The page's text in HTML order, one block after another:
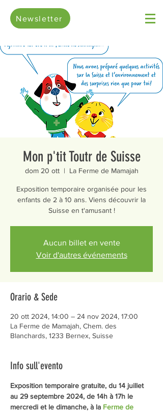
Newsletter
Mon p'tit Toutr de Suisse
dom 20 ott
  |
La Ferme de Mamajah
Exposition temporaire organisée pour les
enfants de 2 à 10 ans. Viens découvrir la
Suisse en t'amusant !
Aucun billet en vente
Voir d'autres événements
Orario & Sede
20 ott 2024, 14:00 – 24 nov 2024, 17:00
La Ferme de Mamajah, Chem. des
Blanchards, 1233 Bernex, Suisse
Info sull'evento
Exposition temporaire gratuite, du 14 juillet
au 29 septembre 2024, de 14h à 17h le
mercredi et le dimanche, à la Ferme de